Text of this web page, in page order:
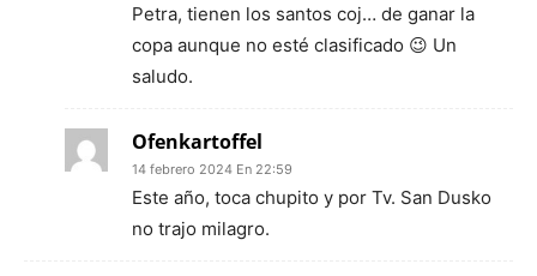
Petra, tienen los santos coj… de ganar la
copa aunque no esté clasificado 😉 Un
saludo.
Ofenkartoffel
14 febrero 2024 En 22:59
Este año, toca chupito y por Tv. San Dusko
no trajo milagro.